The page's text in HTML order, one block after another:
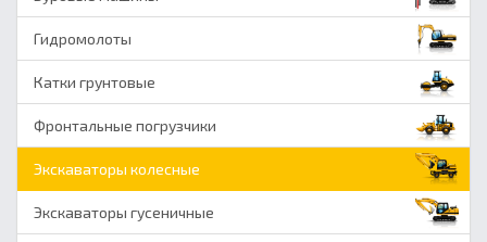
Гидромолоты
Катки грунтовые
Фронтальные погрузчики
Экскаваторы колесные
Экскаваторы гусеничные